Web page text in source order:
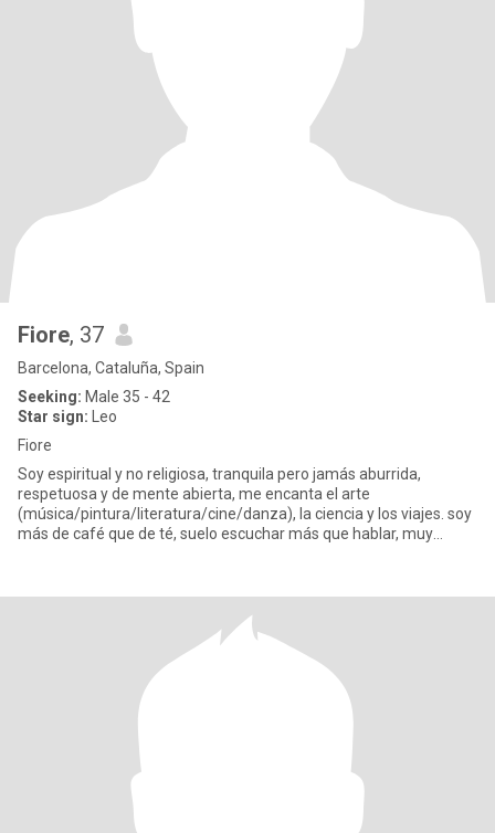
Fiore, 37
Barcelona, Cataluña, Spain
Seeking: Male 35 - 42
Star sign: Leo
Fiore
Soy espiritual y no religiosa, tranquila pero jamás aburrida,
respetuosa y de mente abierta, me encanta el arte
(música/pintura/literatura/cine/danza), la ciencia y los viajes. soy
más de café que de té, suelo escuchar más que hablar, muy